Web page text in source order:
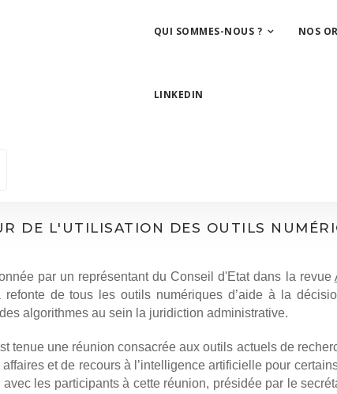
QUI SOMMES-NOUS ? NOS
LINKEDIN
DE L'UTILISATION DES OUTILS
par un représentant du Conseil d'Etat dans la revue
de tous les outils numériques d’aide à la
algorithmes au sein la juridiction administrative.
tenue une réunion consacrée aux outils actuels de
et de recours à l’intelligence artificielle pour
avec les participants à cette réunion, présidée par le